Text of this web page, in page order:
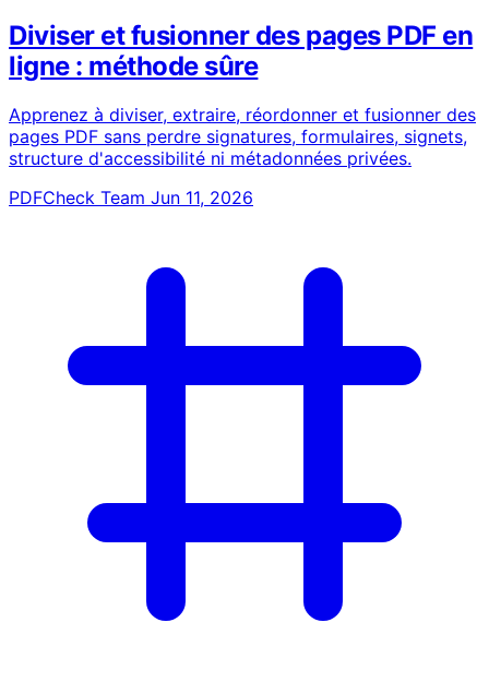
Diviser et fusionner des pages PDF en
ligne : méthode sûre
Apprenez à diviser, extraire, réordonner et fusionner des
pages PDF sans perdre signatures, formulaires, signets,
structure d'accessibilité ni métadonnées privées.
PDFCheck Team Jun 11, 2026